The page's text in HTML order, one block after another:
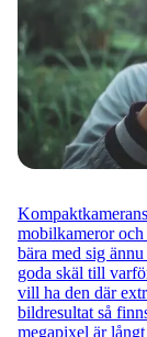
mobilkameror och
bära med sig
goda skäl till
vill ha den där
bildresultat så
megapixel är